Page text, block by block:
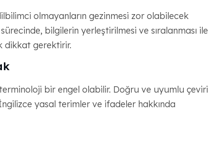
olmayanların gezinmesi zor olabilecek
bilgilerin yerleştirilmesi ve sıralanması ile
dikkat gerektirir.
bir engel olabilir. Doğru ve uyumlu çeviri
yasal terimler ve ifadeler hakkında